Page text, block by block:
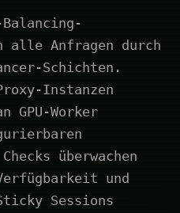
Anfragen durch
Schichten.
Instanzen
GPU-Worker
überwachen
und
Sessions